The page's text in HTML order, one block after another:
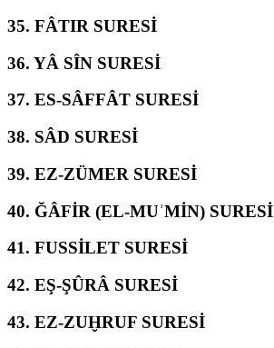
35. FÂTIR SURESİ
36. YÂ SÎN SURESİ
37. ES-SÂFFÂT SURESİ
38. SÂD SURESİ
39. EZ-ZÜMER SURESİ
40. ĞÂFİR (EL-MUʾMİN) SURESİ
41. FUSSİLET SURESİ
42. EŞ-ŞÛRÂ SURESİ
43. EZ-ZUḪRUF SURESİ